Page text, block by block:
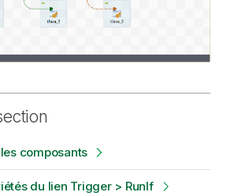
composants
du lien Trigger > RunIf